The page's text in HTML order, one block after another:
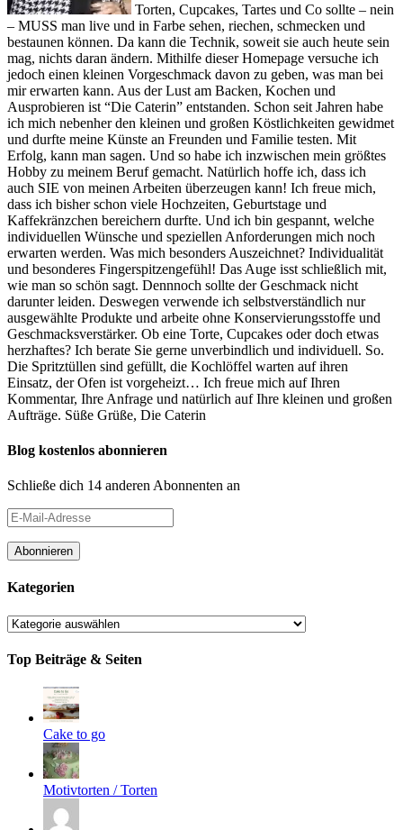
Torten, Cupcakes, Tartes und Co sollte – nein
– MUSS man live und in Farbe sehen, riechen, schmecken und
bestaunen können. Da kann die Technik, soweit sie auch heute sein
mag, nichts daran ändern. Mithilfe dieser Homepage versuche ich
jedoch einen kleinen Vorgeschmack davon zu geben, was man bei
mir erwarten kann. Aus der Lust am Backen, Kochen und
Ausprobieren ist “Die Caterin” entstanden. Schon seit Jahren habe
ich mich nebenher den kleinen und großen Köstlichkeiten gewidmet
und durfte meine Künste an Freunden und Familie testen. Mit
Erfolg, kann man sagen. Und so habe ich inzwischen mein größtes
Hobby zu meinem Beruf gemacht. Natürlich hoffe ich, dass ich
auch SIE von meinen Arbeiten überzeugen kann! Ich freue mich,
dass ich bisher schon viele Hochzeiten, Geburtstage und
Kaffekränzchen bereichern durfte. Und ich bin gespannt, welche
individuellen Wünsche und speziellen Anforderungen mich noch
erwarten werden. Was mich besonders Auszeichnet? Individualität
und besonderes Fingerspitzengefühl! Das Auge isst schließlich mit,
wie man so schön sagt. Dennnoch sollte der Geschmack nicht
darunter leiden. Deswegen verwende ich selbstverständlich nur
ausgewählte Produkte und arbeite ohne Konservierungsstoffe und
Geschmacksverstärker. Ob eine Torte, Cupcakes oder doch etwas
herzhaftes? Ich berate Sie gerne unverbindlich und individuell. So.
Die Spritztüllen sind gefüllt, die Kochlöffel warten auf ihren
Einsatz, der Ofen ist vorgeheizt… Ich freue mich auf Ihren
Kommentar, Ihre Anfrage und natürlich auf Ihre kleinen und großen
Aufträge. Süße Grüße, Die Caterin
Blog kostenlos abonnieren
Schließe dich 14 anderen Abonnenten an
E-
Mail-
Adresse
Abonnieren
Kategorien
Kategorien
Top Beiträge & Seiten
Cake to go
Motivtorten / Torten